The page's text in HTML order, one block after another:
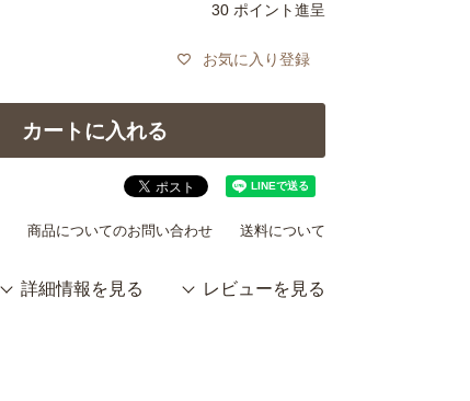
30 ポイント進呈
お気に入り登録
カートに入れる
商品についてのお問い合わせ 送料について
詳細情報を見る レビューを見る